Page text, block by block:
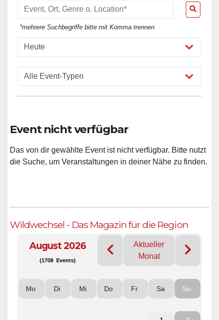
*mehrere Suchbegriffe bitte mit Komma trennen
Event nicht verfügbar
Das von dir gewählte Event ist nicht verfügbar. Bitte nutzt
die Suche, um Veranstaltungen in deiner Nähe zu finden.
Wildwechsel - Das Magazin für die Region
August 2026
(1708 Events)
Aktueller
Monat
Mo Di Mi Do Fr Sa So